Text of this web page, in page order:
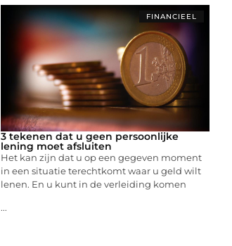
FINANCIEEL
3 tekenen dat u geen persoonlijke
lening moet afsluiten
Het kan zijn dat u op een gegeven moment
in een situatie terechtkomt waar u geld wilt
lenen. En u kunt in de verleiding komen
...